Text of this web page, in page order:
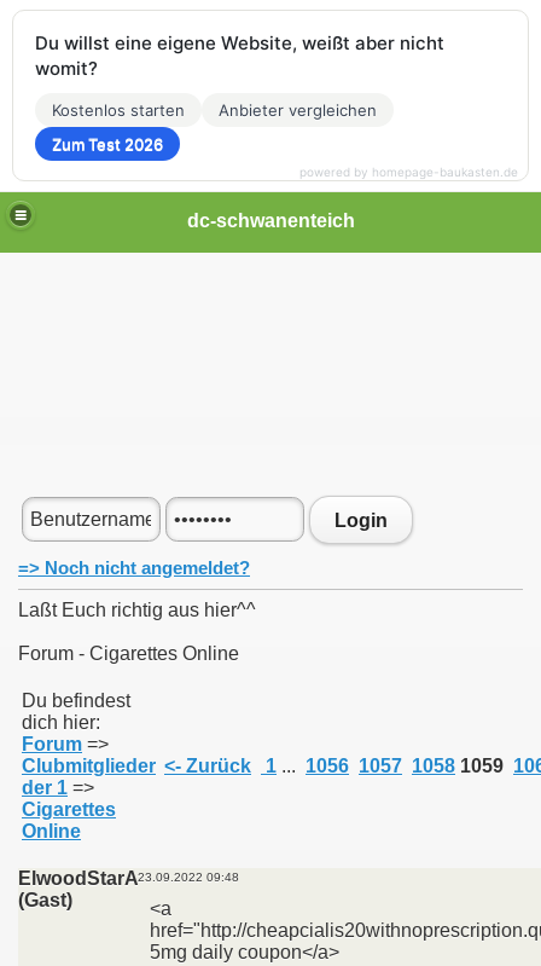
dc-schwanenteich
Login
=> Noch nicht angemeldet?
Laßt Euch richtig aus hier^^
Forum - Cigarettes Online
Du befindest
dich hier:
Forum =>
Clubmitglieder
der 1 =>
Cigarettes
Online
<- Zurück 1 ... 1056 1057 1058 1059
ElwoodStarA
(Gast)
23.09.2022 09:48
<a
href="http://
5mg daily coupon</a>
Du willst eine eigene Website, weißt aber nicht
womit?
Kostenlos starten
Anbieter vergleichen
Zum Test 2026
powered by homepage-baukasten.de